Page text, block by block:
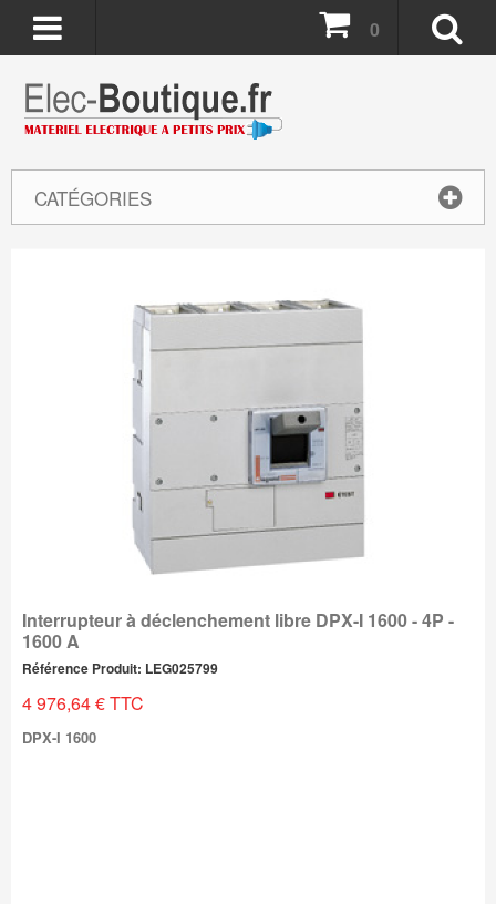
CATÉGORIES
0
Interrupteur à déclenchement libre DPX-I 1600 - 4P -
1600 A
Référence Produit: LEG025799
4 976,64 € TTC
DPX-I 1600